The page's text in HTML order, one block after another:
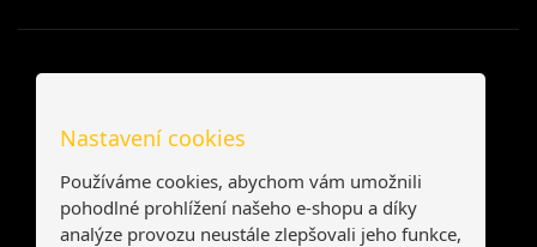
Nastavení cookies
Používáme cookies, abychom vám umožnili
pohodlné prohlížení našeho e-shopu a díky
analýze provozu neustále zlepšovali jeho funkce,